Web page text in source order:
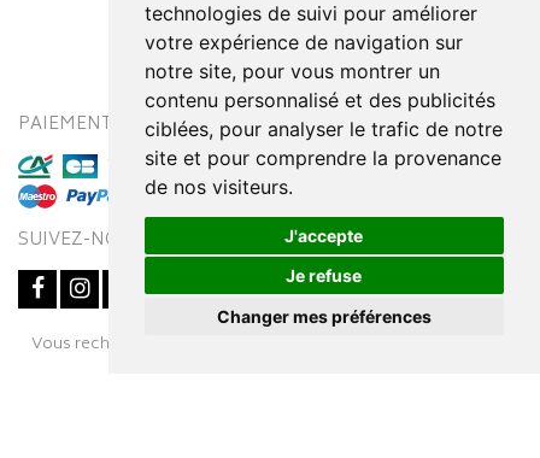
technologies de suivi pour améliorer
votre expérience de navigation sur
notre site, pour vous montrer un
contenu personnalisé et des publicités
ciblées, pour analyser le trafic de notre
site et pour comprendre la provenance
de nos visiteurs.
J'accepte
Je refuse
Changer mes préférences
PAIEMENT SÉCURISÉ MODES DE LIVRAISON
SUIVEZ-NOUS SUR
Vous recherchez un médicament ? Découvrez la pharmacie en